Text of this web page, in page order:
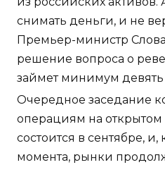
снимать деньги, и не
Премьер-министр
решение вопроса о
займет минимум
Очередное заседание
операциям на
состоится в сентябре,
момента, рынки